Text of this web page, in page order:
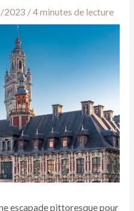
2023 /4 minutes de lecture
escapade pittoresque pour